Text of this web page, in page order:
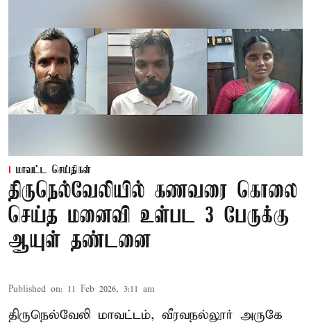
மாவட்ட செய்திகள்
திருநெல்வேலியில் கணவரை கொலை
செய்த மனைவி உள்பட 3 பேருக்கு
ஆயுள் தண்டனை
Published on: 11 Feb 2026, 3:11 am
திருநெல்வேலி மாவட்டம், வீரவநல்லூர் அருகே